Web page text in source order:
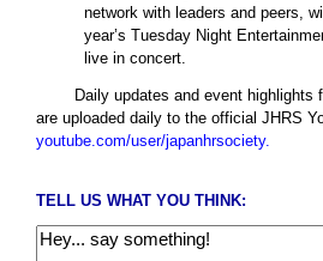
network with leaders and peers,
year’s Tuesday Night
live in concert.
Daily updates and event highlights
are uploaded daily to the official JHRS
youtube.com/user/japanhrsociety.
TELL US WHAT YOU THINK: